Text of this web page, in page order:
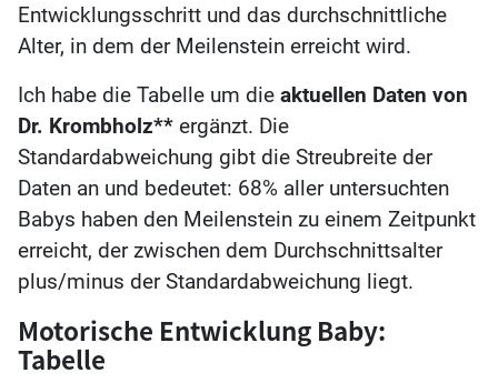
Entwicklungsschritt und das durchschnittliche
Alter, in dem der Meilenstein erreicht wird.
Ich habe die Tabelle um die aktuellen Daten von
Dr. Krombholz** ergänzt. Die
Standardabweichung gibt die Streubreite der
Daten an und bedeutet: 68% aller untersuchten
Babys haben den Meilenstein zu einem Zeitpunkt
erreicht, der zwischen dem Durchschnittsalter
plus/minus der Standardabweichung liegt.
Motorische Entwicklung Baby:
Tabelle